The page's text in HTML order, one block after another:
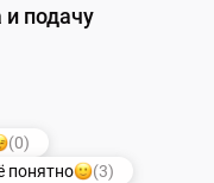
подачу
(0)
понятно
(3)